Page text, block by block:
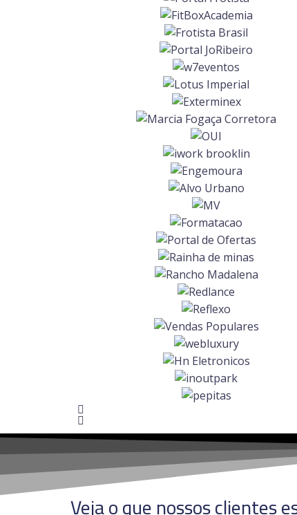
Veja o que nossos clientes